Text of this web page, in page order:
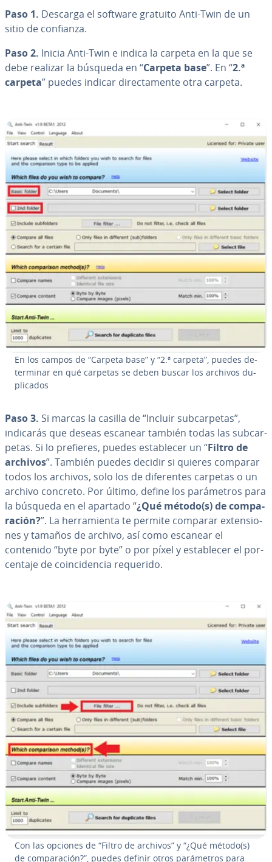
Paso 1. Descarga el software gratuito Anti-Twin de un
sitio de confianza.
Paso 2. Inicia Anti-Twin e indica la carpeta en la que se
debe realizar la búsqueda en “Carpeta base”. En “2.ª
carpeta” puedes indicar di­re­c­ta­me­n­te otra carpeta.
En los campos de “Carpeta base” y “2.ª carpeta”, puedes de­
te­r­mi­nar en qué carpetas se deben buscar los archivos du­
pli­ca­dos
Paso 3. Si marcas la casilla de “Incluir su­b­ca­r­pe­tas”,
indicarás que deseas escanear también todas las su­b­ca­r­
pe­tas. Si lo prefieres, puedes es­ta­ble­cer un “Filtro de
archivos”. También puedes decidir si quieres comparar
todos los archivos, solo los de di­fe­re­n­tes carpetas o un
archivo concreto. Por último, define los pa­rá­me­tros para
la búsqueda en el apartado “¿Qué método(s) de co­m­pa­
ra­ción?”. La he­rra­mie­n­ta te permite comparar ex­te­n­sio­
nes y tamaños de archivo, así como escanear el
contenido “byte por byte” o por píxel y es­ta­ble­cer el po­r­
ce­n­ta­je de coin­ci­de­n­cia requerido.
Con las opciones de “Filtro de archivos” y “¿Qué método(s)
de co­m­pa­ra­ción?”, puedes definir otros pa­rá­me­tros para